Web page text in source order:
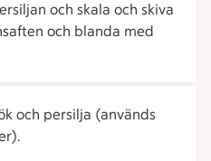
och skala och skiva
och blanda med
och persilja (används